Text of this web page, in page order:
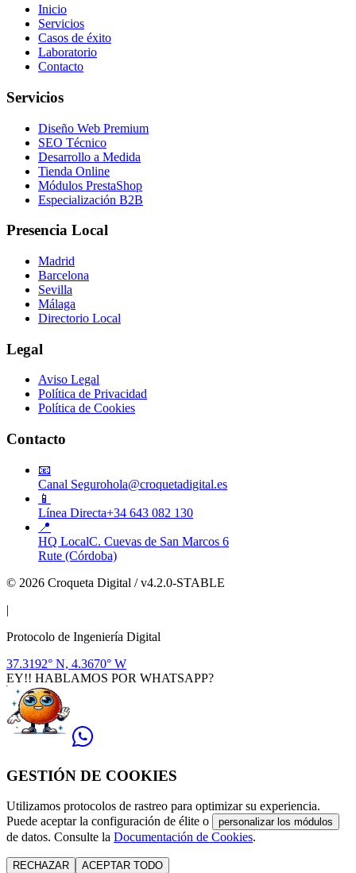
Inicio
Servicios
Casos de éxito
Laboratorio
Contacto
Servicios
Diseño Web Premium
SEO Técnico
Desarrollo a Medida
Tienda Online
Módulos PrestaShop
Especialización B2B
Presencia Local
Madrid
Barcelona
Sevilla
Málaga
Directorio Local
Legal
Aviso Legal
Política de Privacidad
Política de Cookies
Contacto
📧
Canal Segurohola@croquetadigital.es
📱
Línea Directa+34 643 082 130
📍
HQ LocalC. Cuevas de San Marcos 6
Rute (Córdoba)
© 2026 Croqueta Digital / v4.2.0-STABLE
|
Protocolo de Ingeniería Digital
37.3192° N, 4.3670° W
EY!! HABLAMOS POR WHATSAPP?
GESTIÓN DE COOKIES
Utilizamos protocolos de rastreo para optimizar su experiencia.
Puede aceptar la configuración de élite o
personalizar los módulos
de datos. Consulte la Documentación de Cookies.
RECHAZAR ACEPTAR TODO